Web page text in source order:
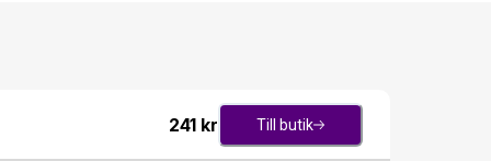
241 kr Till butik